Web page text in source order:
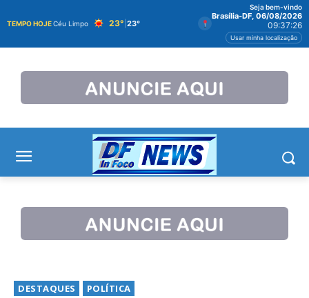
TEMPO HOJECéu Limpo 23° 23°
Seja bem-vindo
Brasília-DF, 06/08/2026
09:37:27
Usar minha localização
DESTAQUES POLÍTICA